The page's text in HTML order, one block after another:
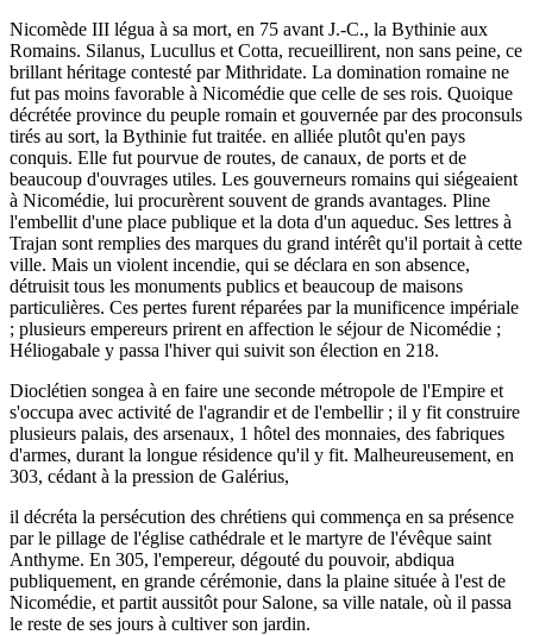
Nicomède III légua à sa mort, en 75 avant J.-C., la Bythinie aux
Romains. Silanus, Lucullus et Cotta, recueillirent, non sans peine, ce
brillant héritage contesté par Mithridate. La domination romaine ne
fut pas moins favorable à Nicomédie que celle de ses rois. Quoique
décrétée province du peuple romain et gouvernée par des proconsuls
tirés au sort, la Bythinie fut traitée. en alliée plutôt qu'en pays
conquis. Elle fut pourvue de routes, de canaux, de ports et de
beaucoup d'ouvrages utiles. Les gouverneurs romains qui siégeaient
à Nicomédie, lui procurèrent souvent de grands avantages. Pline
l'embellit d'une place publique et la dota d'un aqueduc. Ses lettres à
Trajan sont remplies des marques du grand intérêt qu'il portait à cette
ville. Mais un violent incendie, qui se déclara en son absence,
détruisit tous les monuments publics et beaucoup de maisons
particulières. Ces pertes furent réparées par la munificence impériale
; plusieurs empereurs prirent en affection le séjour de Nicomédie ;
Héliogabale y passa l'hiver qui suivit son élection en 218.
Dioclétien songea à en faire une seconde métropole de l'Empire et
s'occupa avec activité de l'agrandir et de l'embellir ; il y fit construire
plusieurs palais, des arsenaux, 1 hôtel des monnaies, des fabriques
d'armes, durant la longue résidence qu'il y fit. Malheureusement, en
303, cédant à la pression de Galérius,
il décréta la persécution des chrétiens qui commença en sa présence
par le pillage de l'église cathédrale et le martyre de l'évêque saint
Anthyme. En 305, l'empereur, dégouté du pouvoir, abdiqua
publiquement, en grande cérémonie, dans la plaine située à l'est de
Nicomédie, et partit aussitôt pour Salone, sa ville natale, où il passa
le reste de ses jours à cultiver son jardin.